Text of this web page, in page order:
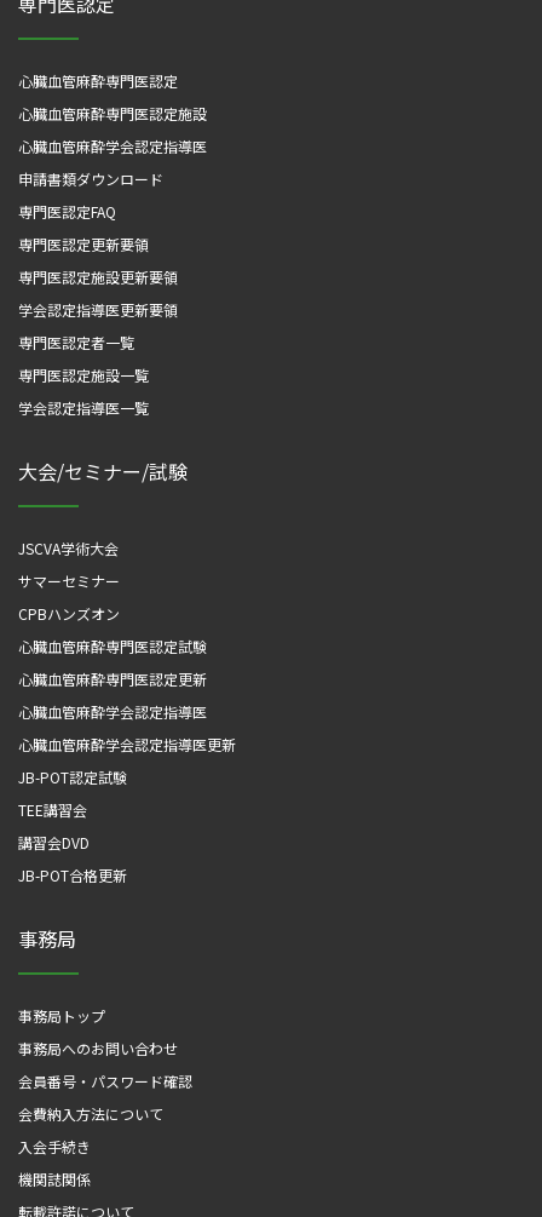
心臓血管麻酔専門医認定
心臓血管麻酔専門医認定施設
心臓血管麻酔学会認定指導医
申請書類ダウンロード
専門医認定FAQ
専門医認定更新要領
専門医認定施設更新要領
学会認定指導医更新要領
専門医認定者一覧
専門医認定施設一覧
学会認定指導医一覧
大会/セミナー/試験
JSCVA学術大会
サマーセミナー
CPBハンズオン
心臓血管麻酔専門医認定試験
心臓血管麻酔専門医認定更新
心臓血管麻酔学会認定指導医
心臓血管麻酔学会認定指導医更新
JB-POT認定試験
TEE講習会
講習会DVD
JB-POT合格更新
事務局
事務局トップ
事務局へのお問い合わせ
会員番号・パスワード確認
会費納入方法について
入会手続き
機関誌関係
転載許諾について